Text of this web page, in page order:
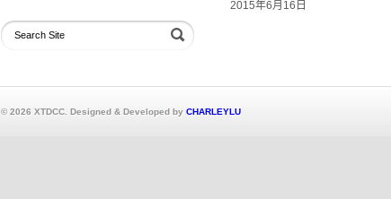
2015年6月16日
© 2026 XTDCC. Designed & Developed by CHARLEYLU